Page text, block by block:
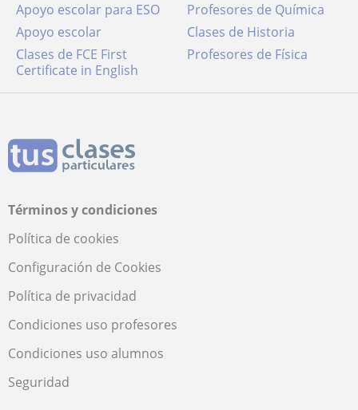
Apoyo escolar para ESO
Profesores de Química
Apoyo escolar
Clases de Historia
Clases de FCE First
Certificate in English
Profesores de Física
Términos y condiciones
Política de cookies
Configuración de Cookies
Política de privacidad
Condiciones uso profesores
Condiciones uso alumnos
Seguridad